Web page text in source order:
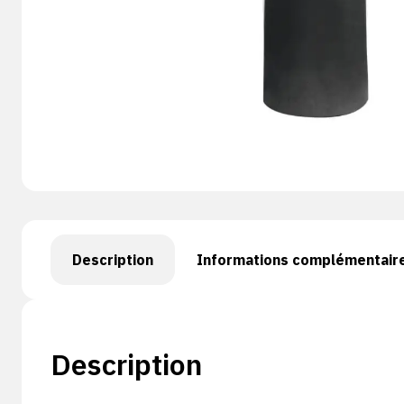
Description Informations
Description